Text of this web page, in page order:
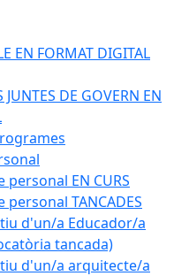
EN FORMAT DIGITAL
JUNTES DE GOVERN EN
EN CURS
TANCADES
d'un/a Educador/a
tancada)
d'un/a arquitecte/a